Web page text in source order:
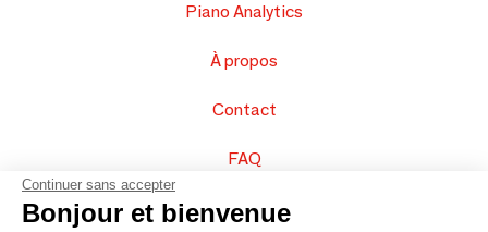
Piano Analytics
À propos
Contact
FAQ
Vendez vos produits
Continuer sans accepter
Bonjour et bienvenue